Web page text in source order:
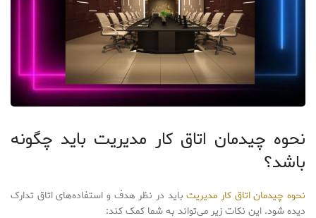
نحوه چیدمان اتاق کار مدیریت باید چگونه
باشد؟
نحوه چیدمان اتاق کار مدیریتباید در نظر هدف و استفاده‌های اتاق تدارک
دیده شود. این نکات زیر می‌تواند به شما کمک کند: